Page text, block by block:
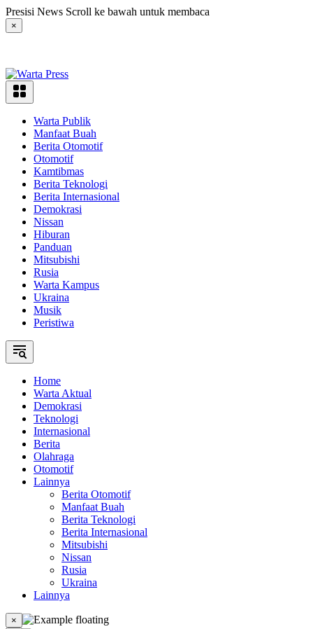
Langsung
ke
konten
Presisi News Scroll ke bawah untuk membaca
×
Warta Publik
Manfaat Buah
Berita Otomotif
Otomotif
Kamtibmas
Berita Teknologi
Berita Internasional
Demokrasi
Nissan
Hiburan
Panduan
Mitsubishi
Rusia
Warta Kampus
Ukraina
Musik
Peristiwa
Home
Warta Aktual
Demokrasi
Teknologi
Internasional
Berita
Olahraga
Otomotif
Lainnya
Berita Otomotif
Manfaat Buah
Berita Teknologi
Berita Internasional
Mitsubishi
Nissan
Rusia
Ukraina
Lainnya
×